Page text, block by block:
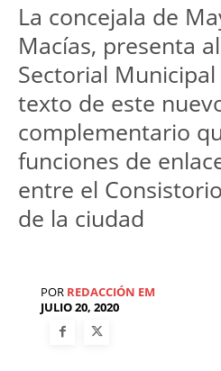
La concejala de
Macías, presenta
Sectorial
texto de este
complementario
funciones de
entre el
de la ciudad
POR REDACCIÓN EM
JULIO 20, 2020